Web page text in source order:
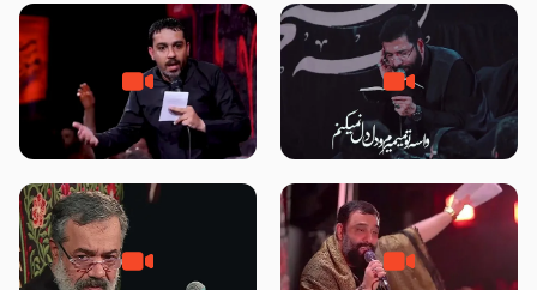
مصداق کربلا – حاج حسین سیب
سرخی
شور ، حسینا! به‌ حق زهرا «أُنْظُرْ
إِلَینا» – عزاداری شب هفتم ماه